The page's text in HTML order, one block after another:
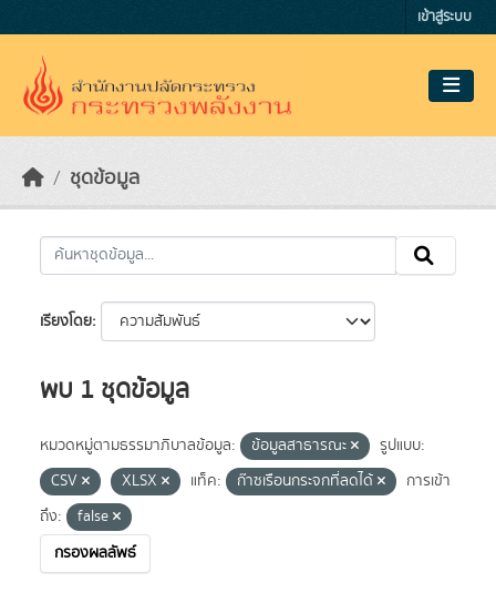
เข้าสู่ระบบ
ชุดข้อมูล
เรียงโดย
พบ 1 ชุดข้อมูล
หมวดหมู่ตามธรรมาภิบาลข้อมูล: ข้อมูลสาธารณะ
รูปแบบ:
CSV
XLSX แท็ค: ก๊าซเรือนกระจกที่ลดได้
การเข้า
ถึง:
false
กรองผลลัพธ์